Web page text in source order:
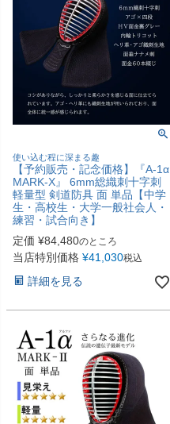
使い込む程に深まる趣
【予約販売・記念価格】『A-1α
MARK-X』 6mm総織刺十字刺
軽量型 剣道防具 面 単品【中学
生・高校生・大学一般社会人・
練習・試合向き】
定価 ¥84,480のところ
当店特別価格 ¥41,030税込
詳細を見る